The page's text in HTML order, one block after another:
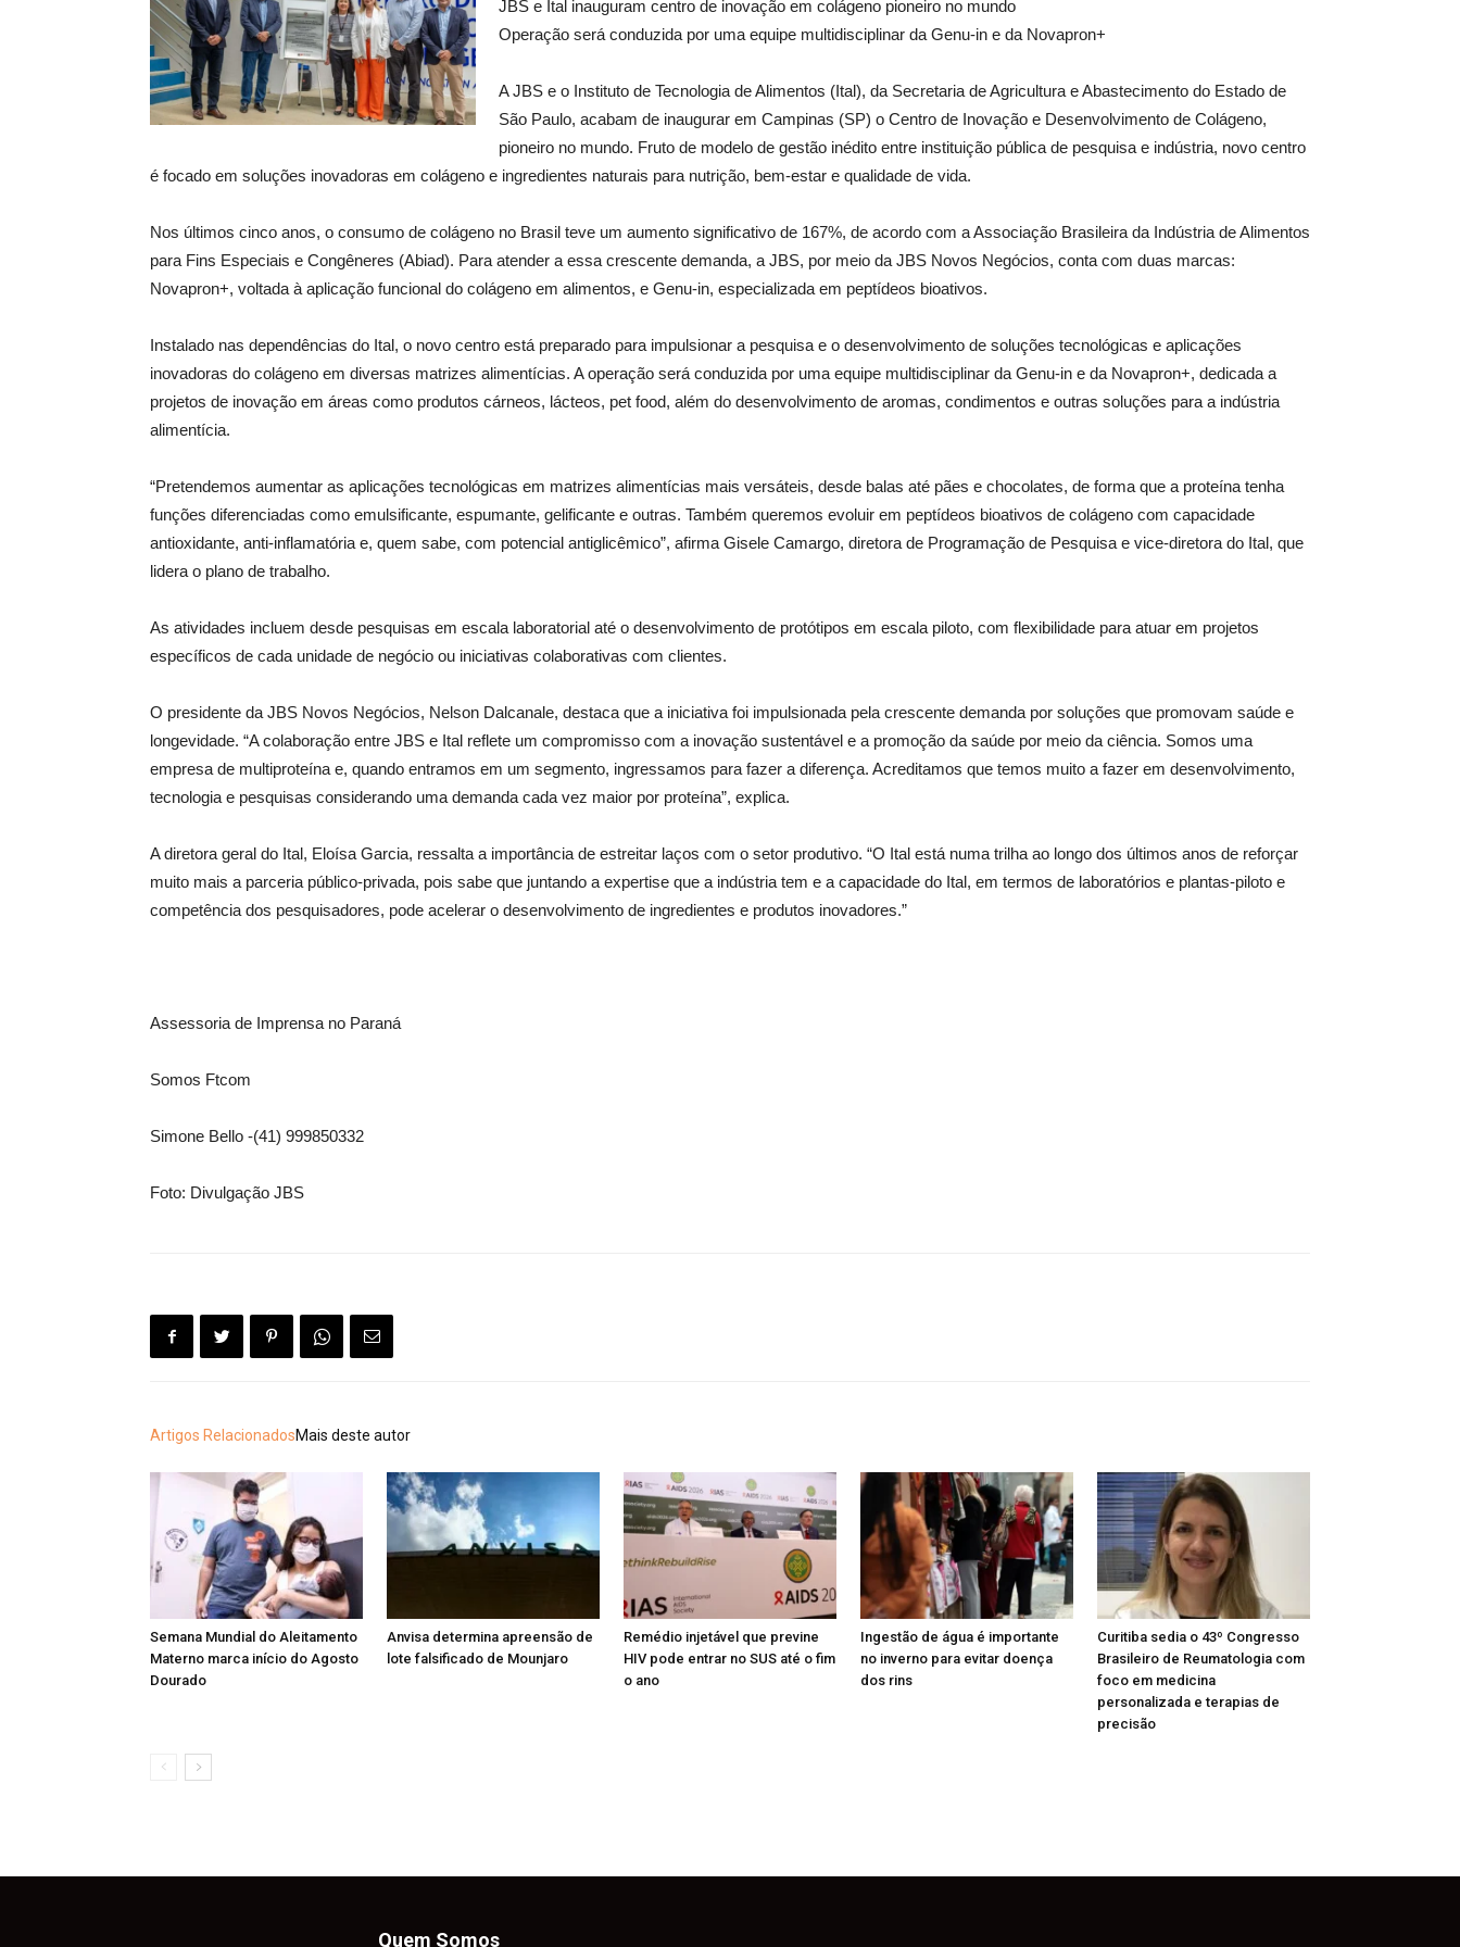
JBS e Ital inauguram centro de inovação em colágeno pioneiro no mundo
Operação será conduzida por uma equipe multidisciplinar da Genu-in e da Novapron+
A JBS e o Instituto de Tecnologia de Alimentos (Ital), da Secretaria de Agricultura e Abastecimento do Estado de
São Paulo, acabam de inaugurar em Campinas (SP) o Centro de Inovação e Desenvolvimento de Colágeno,
pioneiro no mundo. Fruto de modelo de gestão inédito entre instituição pública de pesquisa e indústria, novo centro
é focado em soluções inovadoras em colágeno e ingredientes naturais para nutrição, bem-estar e qualidade de vida.
Nos últimos cinco anos, o consumo de colágeno no Brasil teve um aumento significativo de 167%, de acordo com a Associação Brasileira da Indústria de Alimentos
para Fins Especiais e Congêneres (Abiad). Para atender a essa crescente demanda, a JBS, por meio da JBS Novos Negócios, conta com duas marcas:
Novapron+, voltada à aplicação funcional do colágeno em alimentos, e Genu-in, especializada em peptídeos bioativos.
Instalado nas dependências do Ital, o novo centro está preparado para impulsionar a pesquisa e o desenvolvimento de soluções tecnológicas e aplicações
inovadoras do colágeno em diversas matrizes alimentícias. A operação será conduzida por uma equipe multidisciplinar da Genu-in e da Novapron+, dedicada a
projetos de inovação em áreas como produtos cárneos, lácteos, pet food, além do desenvolvimento de aromas, condimentos e outras soluções para a indústria
alimentícia.
“Pretendemos aumentar as aplicações tecnológicas em matrizes alimentícias mais versáteis, desde balas até pães e chocolates, de forma que a proteína tenha
funções diferenciadas como emulsificante, espumante, gelificante e outras. Também queremos evoluir em peptídeos bioativos de colágeno com capacidade
antioxidante, anti-inflamatória e, quem sabe, com potencial antiglicêmico”, afirma Gisele Camargo, diretora de Programação de Pesquisa e vice-diretora do Ital, que
lidera o plano de trabalho.
As atividades incluem desde pesquisas em escala laboratorial até o desenvolvimento de protótipos em escala piloto, com flexibilidade para atuar em projetos
específicos de cada unidade de negócio ou iniciativas colaborativas com clientes.
O presidente da JBS Novos Negócios, Nelson Dalcanale, destaca que a iniciativa foi impulsionada pela crescente demanda por soluções que promovam saúde e
longevidade. “A colaboração entre JBS e Ital reflete um compromisso com a inovação sustentável e a promoção da saúde por meio da ciência. Somos uma
empresa de multiproteína e, quando entramos em um segmento, ingressamos para fazer a diferença. Acreditamos que temos muito a fazer em desenvolvimento,
tecnologia e pesquisas considerando uma demanda cada vez maior por proteína”, explica.
A diretora geral do Ital, Eloísa Garcia, ressalta a importância de estreitar laços com o setor produtivo. “O Ital está numa trilha ao longo dos últimos anos de reforçar
muito mais a parceria público-privada, pois sabe que juntando a expertise que a indústria tem e a capacidade do Ital, em termos de laboratórios e plantas-piloto e
competência dos pesquisadores, pode acelerar o desenvolvimento de ingredientes e produtos inovadores.”
Assessoria de Imprensa no Paraná
Somos Ftcom
Simone Bello -(41) 999850332
Foto: Divulgação JBS
Artigos RelacionadosMais deste autor
Semana Mundial do Aleitamento
Materno marca início do Agosto
Dourado
Anvisa determina apreensão de
lote falsificado de Mounjaro
Remédio injetável que previne
HIV pode entrar no SUS até o fim
o ano
Ingestão de água é importante
no inverno para evitar doença
dos rins
Curitiba sedia o 43º Congresso
Brasileiro de Reumatologia com
foco em medicina
personalizada e terapias de
precisão
Quem Somos